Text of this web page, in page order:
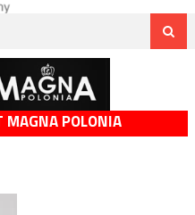
MAGNA POLONIA